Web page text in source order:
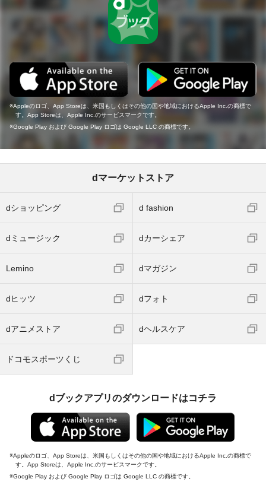
Appleのロゴ、App Storeは、米国もしくはその他の国や地域におけるApple Inc.の商標で
す。App Storeは、Apple Inc.のサービスマークです。
Google Play および Google Play ロゴは Google LLC の商標です。
dマーケットストア
dショッピング d fashion
dミュージック dカーシェア
Lemino dマガジン
dヒッツ dフォト
dアニメストア dヘルスケア
ドコモスポーツくじ
dブックアプリのダウンロードはコチラ
Appleのロゴ、App Storeは、米国もしくはその他の国や地域におけるApple Inc.の商標で
す。App Storeは、Apple Inc.のサービスマークです。
Google Play および Google Play ロゴは Google LLC の商標です。